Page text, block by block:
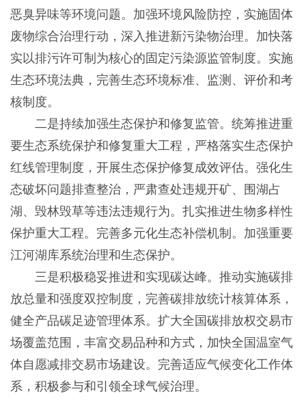
恶臭异味等环境问题。加强环境风险防控，实施固体
废物综合治理行动，深入推进新污染物治理。加快落
实以排污许可制为核心的固定污染源监管制度。实施
生态环境法典，完善生态环境标准、监测、评价和考
核制度。
二是持续加强生态保护和修复监管。统筹推进重
要生态系统保护和修复重大工程，严格落实生态保护
红线管理制度，开展生态保护修复成效评估。强化生
态破坏问题排查整治，严肃查处违规开矿、围湖占
湖、毁林毁草等违法违规行为。扎实推进生物多样性
保护重大工程。完善多元化生态补偿机制。加强重要
江河湖库系统治理和生态保护。
三是积极稳妥推进和实现碳达峰。推动实施碳排
放总量和强度双控制度，完善碳排放统计核算体系，
健全产品碳足迹管理体系。扩大全国碳排放权交易市
场覆盖范围，丰富交易品种和方式，加快全国温室气
体自愿减排交易市场建设。完善适应气候变化工作体
系，积极参与和引领全球气候治理。